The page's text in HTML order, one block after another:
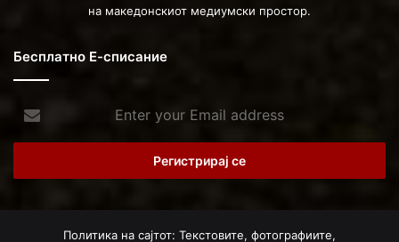
на македонскиот медиумски простор.
Бесплатно Е-списание
your
Email
Политика на сајтот: Текстовите, фотографиите,